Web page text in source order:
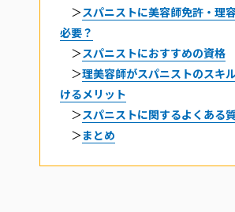
＞スパニストに美容師免許・理
必要？
＞スパニストにおすすめの資格
＞理美容師がスパニストのスキ
けるメリット
＞スパニストに関するよくある
＞まとめ